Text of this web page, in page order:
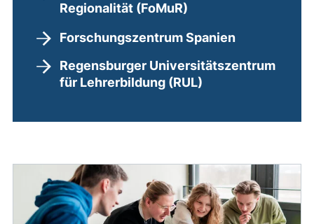
Regionalität (FoMuR)
Forschungszentrum Spanien
Regensburger Universitätszentrum
für Lehrerbildung (RUL)